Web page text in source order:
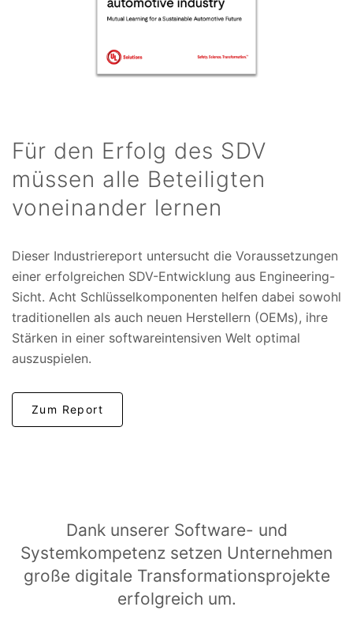
Für den Erfolg des SDV
müssen alle Beteiligten
voneinander lernen
Dieser Industriereport untersucht die Voraussetzungen
einer erfolgreichen SDV-Entwicklung aus Engineering-
Sicht. Acht Schlüsselkomponenten helfen dabei sowohl
traditionellen als auch neuen Herstellern (OEMs), ihre
Stärken in einer softwareintensiven Welt optimal
auszuspielen.
Zum Report
Dank unserer Software- und
Systemkompetenz setzen Unternehmen
große digitale Transformationsprojekte
erfolgreich um.